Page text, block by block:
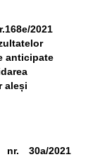
2021
anticipate
aleși
nr. 30a/2021